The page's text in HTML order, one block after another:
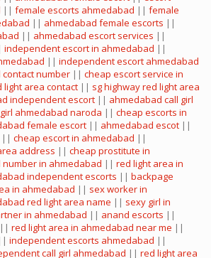
|| female escorts ahmedabad || female
|| ahmedabad female escorts ||
|| ahmedabad escort services ||
independent escort in ahmedabad ||
|| independent escort ahmedabad
contact number || cheap escort service in
light area contact || sg highway red light area
independent escort || ahmedabad call girl
ahmedabad naroda || cheap escorts in
female escort || ahmedabad escot ||
|| cheap escort in ahmedabad ||
address || cheap prostitute in
number in ahmedabad || red light area in
independent escorts || backpage
in ahmedabad || sex worker in
red light area name || sexy girl in
in ahmedabad || anand escorts ||
|| red light area in ahmedabad near me ||
|| independent escorts ahmedabad ||
call girl ahmedabad || red light area